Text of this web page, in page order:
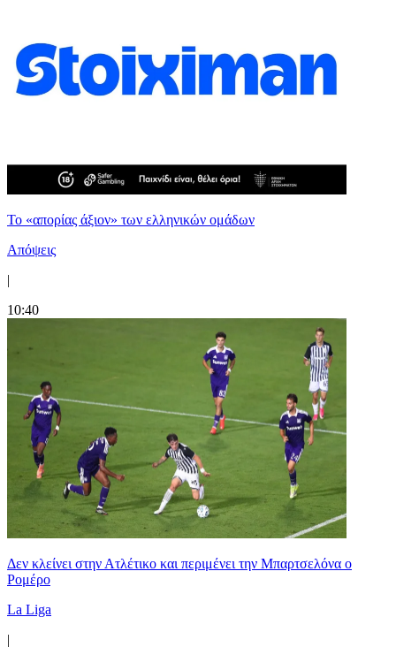
Το «απορίας άξιον» των ελληνικών ομάδων
Απόψεις
|
10:40
Δεν κλείνει στην Ατλέτικο και περιμένει την Μπαρτσελόνα ο
Ρομέρο
La Liga
|